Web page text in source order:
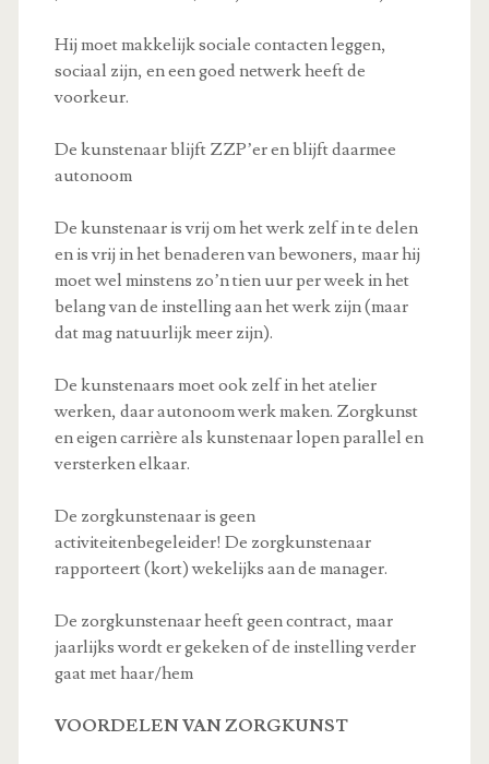
Hij moet makkelijk sociale contacten leggen,
sociaal zijn, en een goed netwerk heeft de
voorkeur.
De kunstenaar blijft ZZP’er en blijft daarmee
autonoom
De kunstenaar is vrij om het werk zelf in te delen
en is vrij in het benaderen van bewoners, maar hij
moet wel minstens zo’n tien uur per week in het
belang van de instelling aan het werk zijn (maar
dat mag natuurlijk meer zijn).
De kunstenaars moet ook zelf in het atelier
werken, daar autonoom werk maken. Zorgkunst
en eigen carrière als kunstenaar lopen parallel en
versterken elkaar.
De zorgkunstenaar is geen
activiteitenbegeleider! De zorgkunstenaar
rapporteert (kort) wekelijks aan de manager.
De zorgkunstenaar heeft geen contract, maar
jaarlijks wordt er gekeken of de instelling verder
gaat met haar/hem
VOORDELEN VAN ZORGKUNST